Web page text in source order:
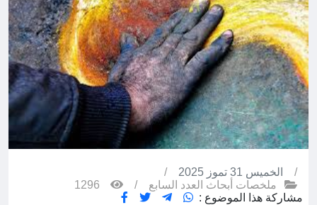
الخميس 31 تموز 2025
ملخصات أبحاث العدد السابع
مشاركة هذا الموضوع :